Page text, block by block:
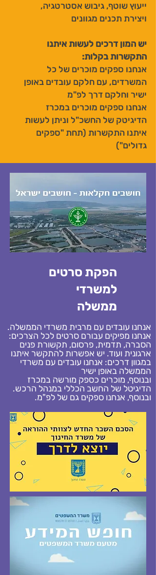
ייעוץ שוטף, גיבוש אסטרטגיה,
ויצירת תכנים מגוונים
יש המון דרכים לעשות איתנו
התקשרות בקלות:
אנחנו ספקים מוכרים של כל
המשרדים, עם חלקם עובדים באופן
ישיר וחלקם דרך לפ"מ
אנחנו ספקים מוכרים במכרז
הדיגיטק של החשכ"ל וניתן לעשות
איתנו התקשרות (תחת "ספקים
גדולים")
הפקת סרטים
למשרדי
ממשלה
אנחנו עובדים עם מרבית משרדי הממשלה.
אנחנו מפיקים עבורם סרטים לכל הצרכים:
הסברה, תדמית, פרסום, תקשורת פנים
ארגונית ועוד. יש אפשרות להתקשר איתנו
במגוון דרכים: אנחנו עובדים עם משרדי
הממשלה באופן ישיר
ובנוסף, מוכרים כספק מורשה במכרז
הדיגיטל של החשב הכללי במנהל הרכש.
ובנוסף, אנחנו ספקים גם של לפ"מ.